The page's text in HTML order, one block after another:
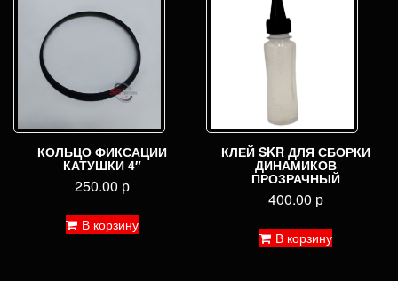
КОЛЬЦО ФИКСАЦИИ
КАТУШКИ 4″
250.00 р
В корзину
КЛЕЙ SKR ДЛЯ СБОРКИ
ДИНАМИКОВ
ПРОЗРАЧНЫЙ
400.00 р
В корзину